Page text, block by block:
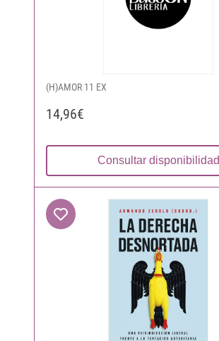
(H)AMOR 11 EX
14,96€
Consultar disponibilidad